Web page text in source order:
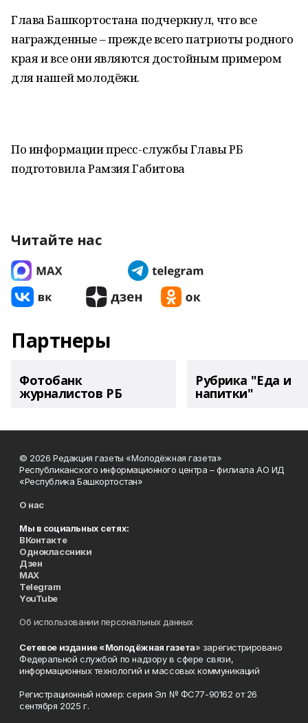
Глава Башкортостана подчеркнул, что все
награжденные – прежде всего патриоты родного
края и все они являются достойным примером
для нашей молодёжи.
По информации пресс-службы Главы РБ
подготовила Рамзия Габитова
Читайте нас
Партнеры
Фотобанк
журналистов РБ
Рубрика "Еда и
напитки"
© 2026 Редакция газеты «Молодёжная газета»
Республиканского информационного центра – филиала АО ИД
«Республика Башкортостан»
О нас
Мы в социальных сетях:
ВКонтакте
Одноклассники
Дзен
MAX
Telegram
YouTube
Об использовании персональных данных
Сетевое издание «Молодёжная газета» зарегистрировано
Федеральной службой по надзору в сфере связи,
информационных технологий и массовых коммуникаций
Регистрационный номер: серия Эл № ФС77-90162 от 26
сентября 2025 г.